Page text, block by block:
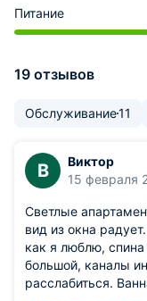
Питание
19 отзывов
Обслуживание11
В
Виктор
15 февраля
Светлые
вид из окна
как я люблю, спина
большой, каналы
расслабиться.